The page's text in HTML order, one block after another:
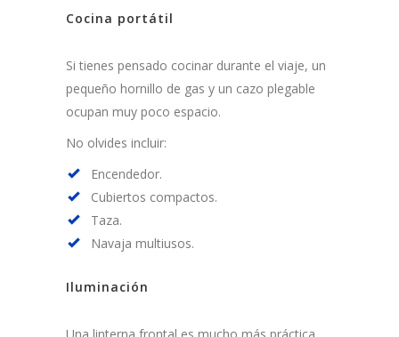
Cocina portátil
Si tienes pensado cocinar durante el viaje, un
pequeño hornillo de gas y un cazo plegable
ocupan muy poco espacio.
No olvides incluir:
Encendedor.
Cubiertos compactos.
Taza.
Navaja multiusos.
Iluminación